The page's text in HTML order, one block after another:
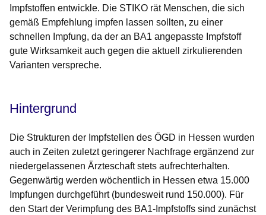
Impfstoffen entwickle. Die STIKO rät Menschen, die sich
gemäß Empfehlung impfen lassen sollten, zu einer
schnellen Impfung, da der an BA1 angepasste Impfstoff
gute Wirksamkeit auch gegen die aktuell zirkulierenden
Varianten verspreche.
Hintergrund
Die Strukturen der Impfstellen des ÖGD in Hessen wurden
auch in Zeiten zuletzt geringerer Nachfrage ergänzend zur
niedergelassenen Ärzteschaft stets aufrechterhalten.
Gegenwärtig werden wöchentlich in Hessen etwa 15.000
Impfungen durchgeführt (bundesweit rund 150.000). Für
den Start der Verimpfung des BA1-Impfstoffs sind zunächst